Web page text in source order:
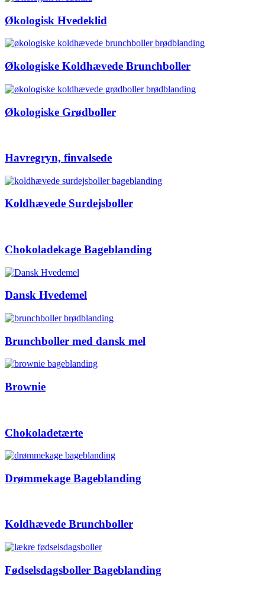
Økologisk Hvedeklid
Økologiske Koldhævede Brunchboller
Økologiske Grødboller
Havregryn, finvalsede
Koldhævede Surdejsboller
Chokoladekage Bageblanding
Dansk Hvedemel
Brunchboller med dansk mel
Brownie
Chokoladetærte
Drømmekage Bageblanding
Koldhævede Brunchboller
Fødselsdagsboller Bageblanding